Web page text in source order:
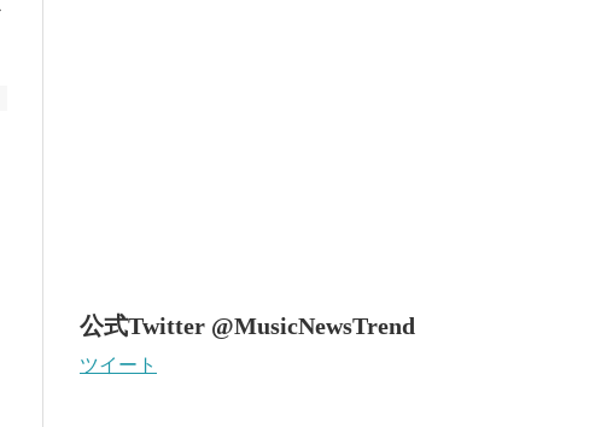
公式Twitter @MusicNewsTrend
ツイート